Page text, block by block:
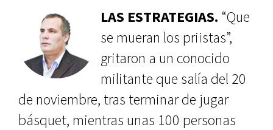
LAS ESTRATEGIAS. “Que
se mueran los priistas”,
gritaron a un conocido
militante que salía del 20
de noviembre, tras terminar de jugar
básquet, mientras unas 100 personas